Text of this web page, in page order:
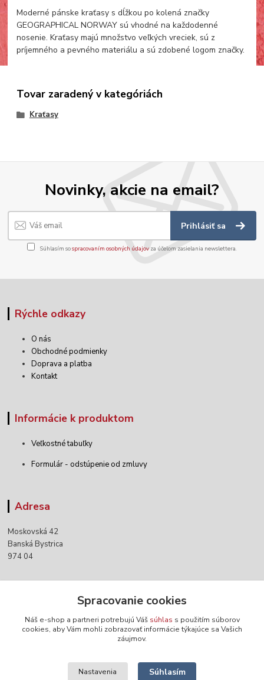
Moderné pánske kraťasy s dĺžkou po kolená značky
GEOGRAPHICAL NORWAY sú vhodné na každodenné
nosenie. Kraťasy majú množstvo veľkých vreciek, sú z
príjemného a pevného materiálu a sú zdobené logom značky.
Tovar zaradený v kategóriách
Kraťasy
Novinky, akcie na email?
Prihlásiť sa
Súhlasím sospracovaním osobných údajov za účelom zasielania newslettera.
Rýchle odkazy
O nás
Obchodné podmienky
Doprava a platba
Kontakt
Informácie k produktom
Veľkostné tabuľky
Formulár - odstúpenie od zmluvy
Adresa
Moskovská 42
Banská Bystrica
974 04
+421 903 152 158
Spracovanie cookies
Náš e-shop a partneri potrebujú Váš súhlas s použitím súborov
cookies, aby Vám mohli zobrazovať informácie týkajúce sa Vašich
záujmov.
Nastavenia Súhlasím